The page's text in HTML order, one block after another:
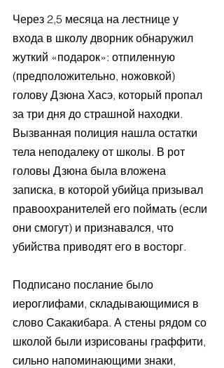
Через 2,5 месяца на лестнице у
входа в школу дворник обнаружил
жуткий «подарок»: отпиленную
(предположительно, ножовкой)
голову Дзюна Хасэ, который пропал
за три дня до страшной находки.
Вызванная полиция нашла остатки
тела неподалеку от школы. В рот
головы Дзюна была вложена
записка, в которой убийца призывал
правоохранителей его поймать (если
они смогут) и признавался, что
убийства приводят его в восторг.
Подписано послание было
иероглифами, складывающимися в
слово Сакакибара. А стены рядом со
школой были изрисованы граффити,
сильно напоминающими знаки,